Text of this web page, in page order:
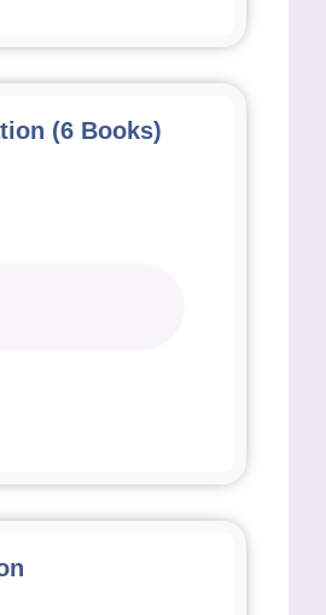
(6 Books)